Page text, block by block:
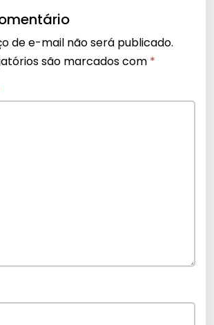
de e-mail não será publicado.
são marcados com *